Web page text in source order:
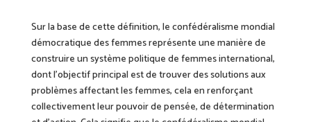
Sur la base de cette définition, le confédéralisme mondial
démocratique des femmes représente une manière de
construire un système politique de femmesinternational,
dont l’objectif principal est de trouver des solutionsaux
problèmes affectant les femmes, cela en renforçant
collectivement leur pouvoir de pensée, de détermination